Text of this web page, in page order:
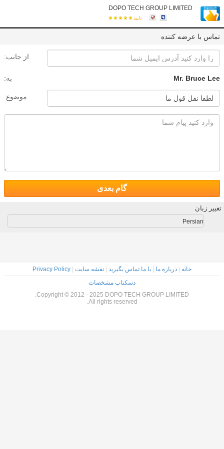
DOPO TECH GROUP LIMITED
تایید
تماس با عرضه کننده
از جانب:
به: Mr. Bruce Lee
موضوع:
گام بعدی
تغییر زبان
Persian
خانه درباره ما با ما تماس بگیرید نقشه سایت
Privacy Policy
دسکتاپ مشخصات
Copyright © 2012 - 2025 DOPO TECH GROUP LIMITED.
All rights reserved.